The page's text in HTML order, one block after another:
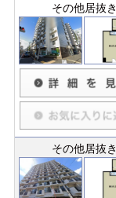
その他居抜き
その他居抜き